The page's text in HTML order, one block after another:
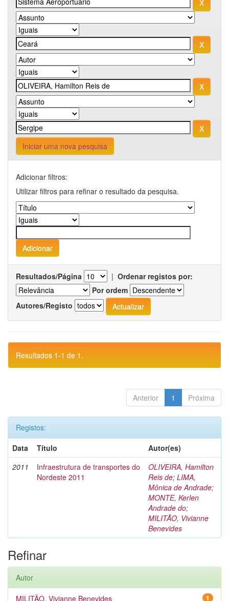
Iniciar uma nova pesquisa
Adicionar filtros:
Utilizar filtros para refinar o resultado da pesquisa.
Resultados/Página | Ordenar registos por:
Por ordem
Autores/Registo
Resultados 1-1 de 1.
Anterior 1 Próxima
Registos:
Data
Título
Autor(es)
2011
Infraestrutura de transportes do
Nordeste 2011
OLIVEIRA, Hamilton
Reis de; LIMA,
Mônica de Andrade;
MONTE, Kerlen
Andrade do;
MILITÃO, Vivianne
Benevides
Refinar
Autor
1
MILITÃO, Vivianne Benevides